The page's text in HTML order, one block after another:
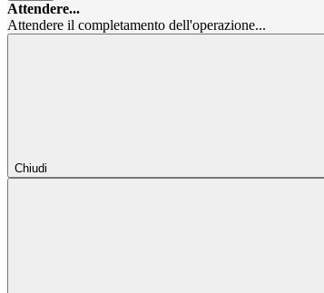
Attendere...
Attendere il completamento dell'operazione...
Chiudi